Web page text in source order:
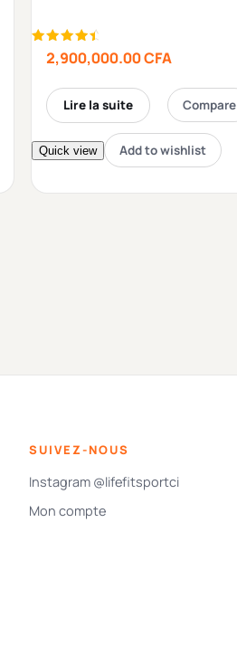
Note
4.752,900,000.00CFA
Lire la suite Compare
Quick view Add to wishlist
SUIVEZ-NOUS
Instagram @lifefitsportci
Mon compte